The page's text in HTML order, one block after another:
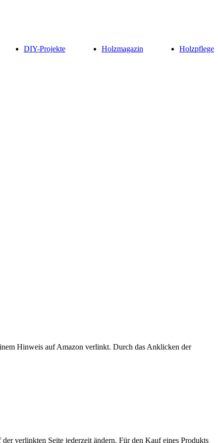
DIY-Projekte Holzmagazin
Holzpflege
Hinweis auf Amazon verlinkt. Durch das Anklicken der
verlinkten Seite jederzeit ändern. Für den Kauf eines Produkts